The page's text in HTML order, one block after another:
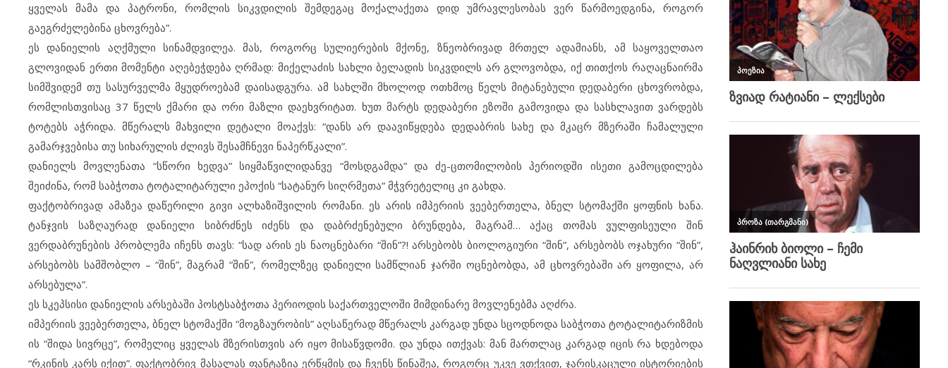
ყველას მამა და პატრონი, რომლის სიკვდილის შემდეგაც მოქალაქეთა დიდ უმრავლესობას ვერ წარმოედგინა, როგორ
გაეგრძელებინა ცხოვრება”.
ეს დანიელის აღქმული სინამდვილეა. მას, როგორც სულიერების მქონე, ზნეობრივად მრთელ ადამიანს, ამ საყოველთაო
გლოვიდან ერთი მომენტი აღებეჭდება ღრმად: მიქელაძის სახლი ბელადის სიკვდილს არ გლოვობდა, იქ თითქოს რაღაცნაირმა
სიმშვიდემ თუ სასურველმა მყუდროებამ დაისადგურა. ამ სახლში მხოლოდ ოთხმოც წელს მიტანებული დედაბერი ცხოვრობდა,
რომლისთვისაც 37 წელს ქმარი და ორი მაზლი დაეხვრიტათ. ხუთ მარტს დედაბერი ეზოში გამოვიდა და სასხლავით ვარდებს
ტოტებს აჭრიდა. მწერალს მახვილი დეტალი მოაქვს: “დანს არ დაავიწყდება დედაბრის სახე და მკაცრ მზერაში ჩამალული
გამარჯვებისა თუ სიხარულის ძლივს შესამჩნევი ნაპერწკალი”.
დანიელს მოვლენათა “სწორი ხედვა” სიყმაწვილიდანვე “მოსდგამდა” და ძე-ცთომილობის პერიოდში ისეთი გამოცდილება
შეიძინა, რომ საბჭოთა ტოტალიტარული ეპოქის “სატანურ სიღრმეთა” მჭვრეტელიც კი გახდა.
ფაქტობრივად ამაზეა დაწერილი გივი ალხაზიშვილის რომანი. ეს არის იმპერიის ვეებერთელა, ბნელ სტომაქში ყოფნის ხანა.
ტანჯვის საზღაურად დანიელი სიბრძნეს იძენს და დაბრძენებული ბრუნდება, მაგრამ… აქაც თომას ვულფისეული შინ
ვერდაბრუნების პრობლემა იჩენს თავს: “სად არის ეს ნაოცნებარი “შინ”?! არსებობს ბიოლოგიური “შინ”, არსებობს ოჯახური “შინ”,
არსებობს სამშობლო – “შინ”, მაგრამ “შინ”, რომელზეც დანიელი სამწლიან ჯარში ოცნებობდა, ამ ცხოვრებაში არ ყოფილა, არ
არსებულა”.
ეს სკეპსისი დანიელის არსებაში პოსტსაბჭოთა პერიოდის საქართველოში მიმდინარე მოვლენებმა აღძრა.
იმპერიის ვეებერთელა, ბნელ სტომაქში “მოგზაურობის” აღსაწერად მწერალს კარგად უნდა სცოდნოდა საბჭოთა ტოტალიტარიზმის
ის “შიდა სივრცე”, რომელიც ყველას მზერისთვის არ იყო მისაწვდომი. და უნდა ითქვას: მან მართლაც კარგად იცის რა ხდებოდა
“რკინის კარს იქით”. ფაქტობრივ მასალას ფანტაზია ერწყმის და ჩვენს წინაშეა, როგორც უკვე ვთქვით, ჯარისკაცული ისტორიების